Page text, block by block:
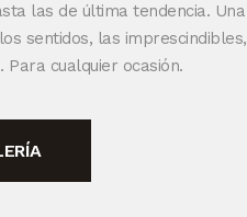
las de última tendencia. Una
sentidos, las imprescindibles,
cualquier ocasión.